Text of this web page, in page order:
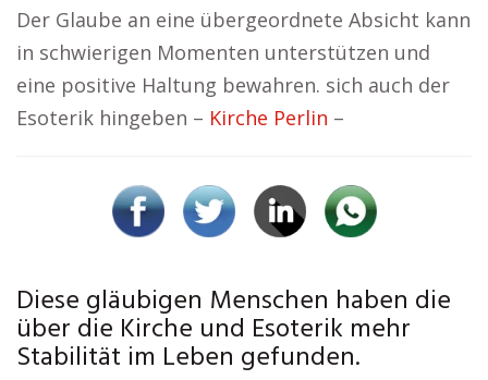
Der Glaube an eine übergeordnete Absicht kann
in schwierigen Momenten unterstützen und
eine positive Haltung bewahren. sich auch der
Esoterik hingeben – Kirche Perlin –
Diese gläubigen Menschen haben die
über die Kirche und Esoterik mehr
Stabilität im Leben gefunden.